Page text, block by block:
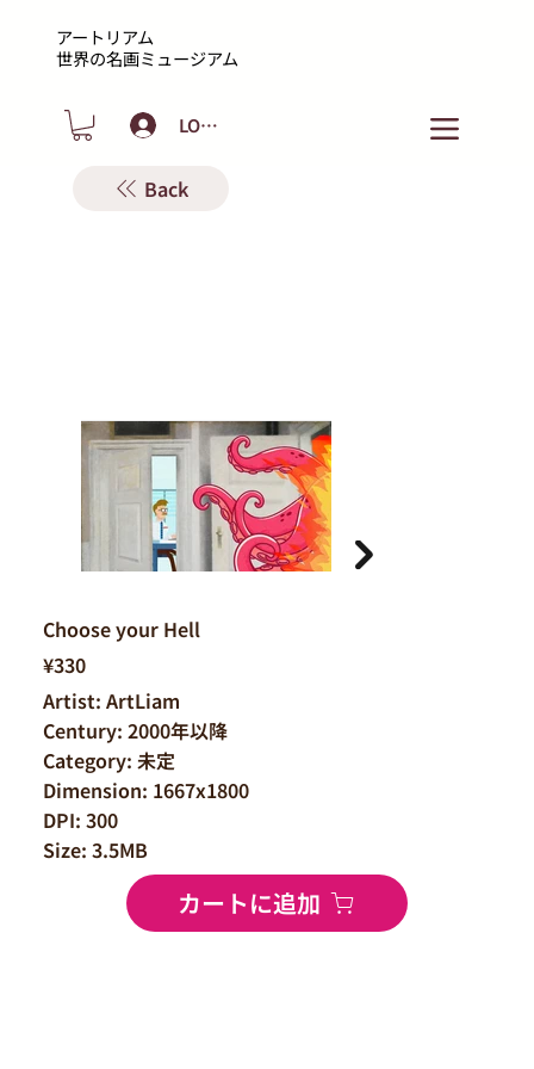
アートリアム
​世界の名画ミュージアム
LOGIN
Back
¥330
Artist: ArtLiam
Century: 2000年以降
Category: 未定
Dimension: 1667x1800
DPI: 300
Size: 3.5MB
カートに追加
Choose your Hell